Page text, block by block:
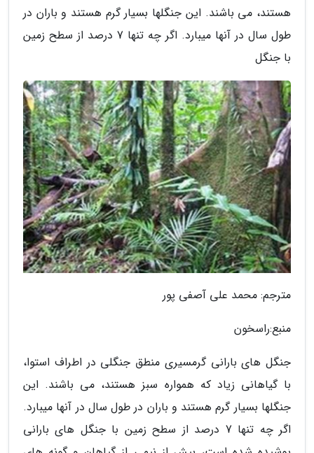
هستند، می باشند. این جنگلها بسیار گرم هستند و باران در
طول سال در آنها میبارد. اگر چه تنها 7 درصد از سطح زمین
با جنگل
مترجم: محمد علی آصفی پور
منبع:راسخون
جنگل های بارانی گرمسیری منطق جنگلی در اطراف استوا،
با گیاهانی زیاد که همواره سبز هستند، می باشند. این
جنگلها بسیار گرم هستند و باران در طول سال در آنها میبارد.
اگر چه تنها 7 درصد از سطح زمین با جنگل های بارانی